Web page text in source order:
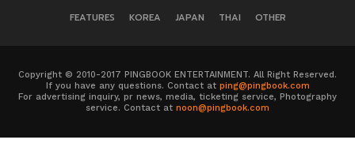
FEATURES KOREA JAPAN THAI OTHER
Copyright © 2010-2017 PINGBOOK ENTERTAINMENT. All Right Reserved.
If you have any questions. Contact at ping@pingbook.com
For advertising inquiry, pr news, media, ticketing service, Photography
service. Contact at noon@pingbook.com